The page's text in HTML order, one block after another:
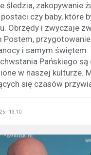
śledzia, zakopywanie
czy baby, które
Obrzędy i zwyczaje
Postem,
i samym świętem
Pańskiego są
w naszej kulturze.
się czasów
- 13:10